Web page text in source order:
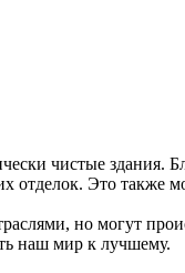
чистые здания.
отделок. Это также
но могут
наш мир к лучшему.